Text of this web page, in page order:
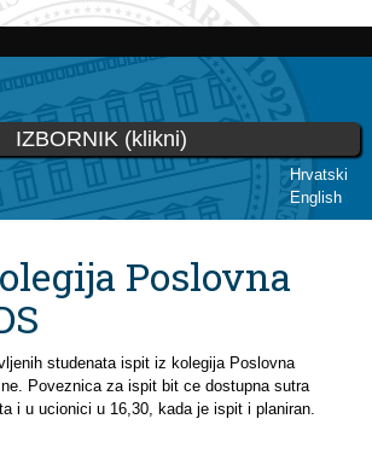
Skoči
glavni
sadržaj
Hrvatski
English
IZBORNIK (klikni)
Poslovna
studenata ispit iz kolegija Poslovna
Poveznica za ispit bit ce dostupna sutra
i u ucionici u 16,30, kada je ispit i planiran.